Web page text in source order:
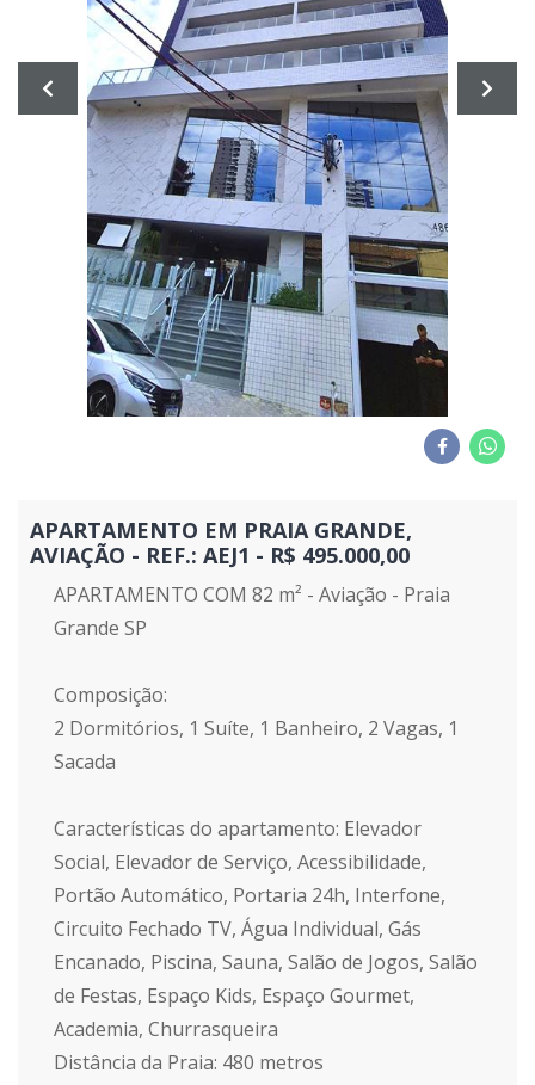
APARTAMENTO EM PRAIA GRANDE,
AVIAÇÃO - REF.: AEJ1 - R$ 495.000,00
APARTAMENTO COM 82 m² - Aviação - Praia
Grande SP
Composição:
2 Dormitórios, 1 Suíte, 1 Banheiro, 2 Vagas, 1
Sacada
Características do apartamento: Elevador
Social, Elevador de Serviço, Acessibilidade,
Portão Automático, Portaria 24h, Interfone,
Circuito Fechado TV, Água Individual, Gás
Encanado, Piscina, Sauna, Salão de Jogos, Salão
de Festas, Espaço Kids, Espaço Gourmet,
Academia, Churrasqueira
Distância da Praia: 480 metros